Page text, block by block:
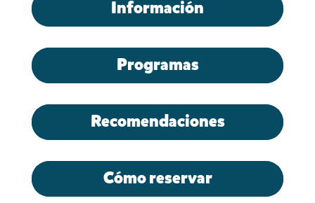
Información
Programas
Recomendaciones
Cómo reservar